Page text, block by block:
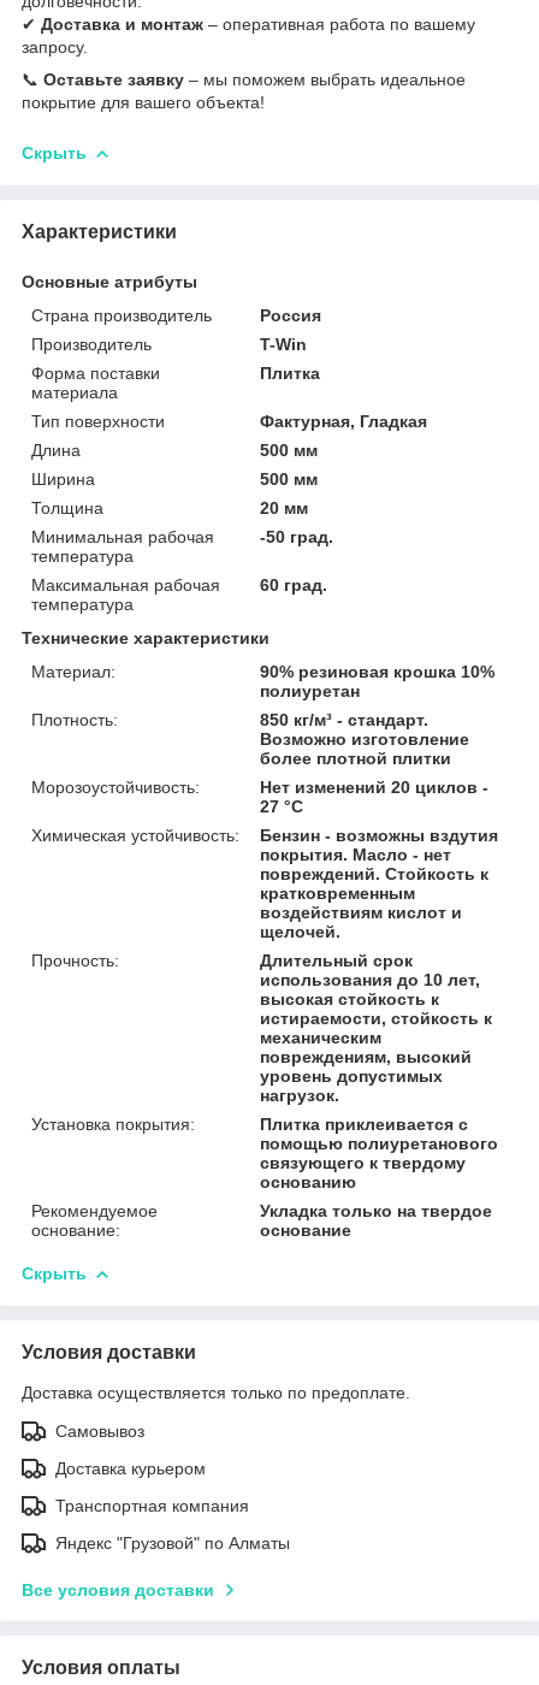
✔ Доставка и монтаж – оперативная работа по вашему
запросу.
📞 Оставьте заявку – мы поможем выбрать идеальное
покрытие для вашего объекта!
Скрыть
Характеристики
Основные атрибуты
Страна производитель
Россия
Производитель
T-Win
Форма поставки
материала
Плитка
Тип поверхности
Фактурная, Гладкая
Длина
500 мм
Ширина
500 мм
Толщина
20 мм
Минимальная рабочая
температура
-50 град.
Максимальная рабочая
температура
60 град.
Технические характеристики
Материал:
90% резиновая крошка 10%
полиуретан
Плотность:
850 кг/м³ - стандарт.
Возможно изготовление
более плотной плитки
Морозоустойчивость:
Нет изменений 20 циклов -
27 °С
Химическая устойчивость:
Бензин - возможны вздутия
покрытия. Масло - нет
повреждений. Стойкость к
кратковременным
воздействиям кислот и
щелочей.
Прочность:
Длительный срок
использования до 10 лет,
высокая стойкость к
истираемости, стойкость к
механическим
повреждениям, высокий
уровень допустимых
нагрузок.
Установка покрытия:
Плитка приклеивается с
помощью полиуретанового
связующего к твердому
основанию
Рекомендуемое
основание:
Укладка только на твердое
основание
Скрыть
Условия доставки
Доставка осуществляется только по предоплате.
Самовывоз
Доставка курьером
Транспортная компания
Яндекс "Грузовой" по Алматы
Все условия доставки
Условия оплаты